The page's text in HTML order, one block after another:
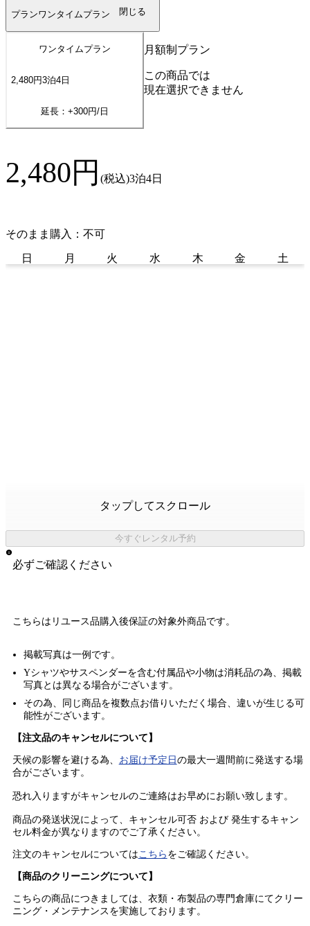
プランワンタイムプラン 閉じる
ワンタイムプラン
2,480円3泊4 日
延長：+300円/日
月額制プラン
この商品では
現在選択できません
2,480円 (税込)3泊4日
そのまま購入：不可
日 月 火 水 木 金 土
タップしてスクロール
今すぐレンタル予約
必ずご確認ください
こちらはリユース品購入後保証の対象外商品です。
掲載写真は一例です。
Yシャツやサスペンダーを含む付属品や小物は消耗品の為、掲載
写真とは異なる場合がございます。
その為、同じ商品を複数点お借りいただく場合、違いが生じる可
能性がございます。
【注文品のキャンセルについて】
天候の影響を避ける為、 お届け予定日 の最大一週間前に発送する場
合がございます。
恐れ入りますがキャンセルのご連絡はお早めにお願い致します。
商品の発送状況によって、キャンセル可否 および 発生するキャン
セル料金が異なりますのでご了承ください。
注文のキャンセルについてはこちら をご確認ください。
【商品のクリーニングについて】
こちらの商品につきましては、衣類・布製品の専門倉庫にてクリー
ニング・メンテナンスを実施しております。